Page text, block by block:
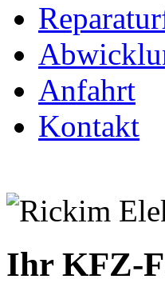
Anfahrt
Kontakt
Ihr KFZ-